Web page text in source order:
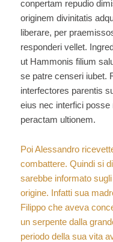
conpertam repudio
originem divinitatis
liberare, per
responderi vellet.
ut Hammonis filium
se patre censeri iubet.
interfectores parentis
eius nec interfici posse
peractam ultionem.
Poi Alessandro
combattere. Quindi si
sarebbe informato
origine. Infatti sua
Filippo che aveva
un serpente dalla
periodo della sua vita